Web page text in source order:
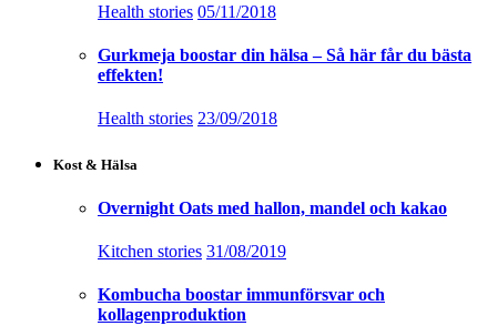
Health stories 05/11/2018
Gurkmeja boostar din hälsa – Så här får du bästa
effekten!
Health stories 23/09/2018
Kost & Hälsa
Overnight Oats med hallon, mandel och kakao
Kitchen stories 31/08/2019
Kombucha boostar immunförsvar och
kollagenproduktion